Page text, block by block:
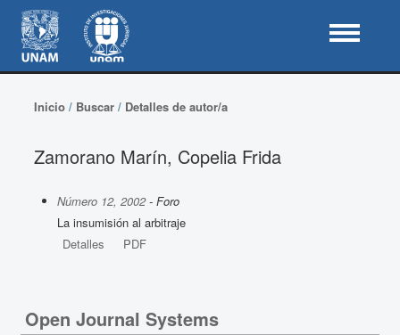
Inicio/ Buscar/ Detalles de autor/a
Zamorano Marín, Copelia Frida
Número 12, 2002- Foro
La insumisión al arbitraje
Detalles
PDF
Open Journal Systems